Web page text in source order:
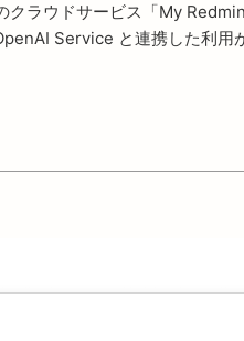
ラウドサービス「My
Service と連携した利用